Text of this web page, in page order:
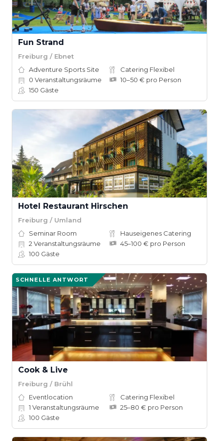
Fun Strand
Freiburg / Ebnet
Adventure Sports Site
Catering Flexibel
0 Veranstaltungsräume
10–50 € pro Person
150 Gäste
Hotel Restaurant Hirschen
Freiburg / Umland
Seminar Room
Hauseigenes Catering
2 Veranstaltungsräume
45–100 € pro Person
100 Gäste
SCHNELLE ANTWORT
Cook & Live
Freiburg / Brühl
Eventlocation
Catering Flexibel
1 Veranstaltungsräume
25–80 € pro Person
100 Gäste